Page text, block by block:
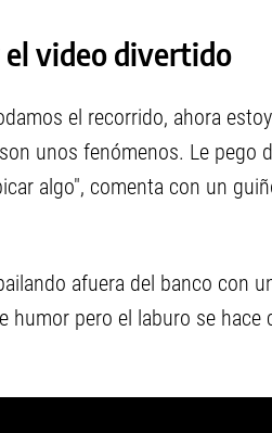
video divertido
el recorrido, ahora
unos fenómenos. Le pego
algo", comenta con un
afuera del banco con
humor pero el laburo se